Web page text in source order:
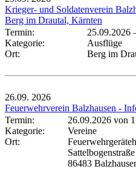
Krieger- und Soldatenverein
Berg im Drautal, Kärnten
Termin:
25.09.2026
Kategorie:
Ausflüge
Ort:
Berg im
26.09. 2026
Feuerwehrverein Balzhausen -
Termin:
26.09.2026 von
Kategorie:
Vereine
Ort:
Sattelbogenstraße
86483